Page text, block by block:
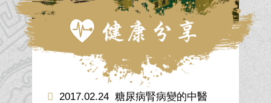
2017.02.24 糖尿病腎病變的中醫